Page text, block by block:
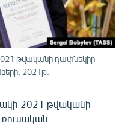
թվականի դափնեկիր
2021թ.
2021 թվականի